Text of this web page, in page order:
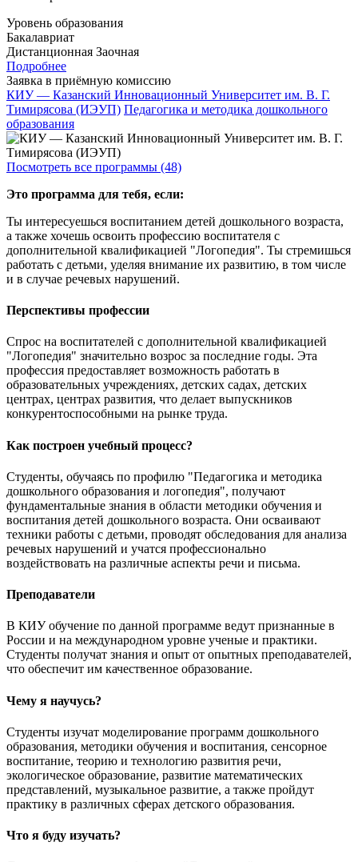
Уровень образования
Бакалавриат
Дистанционная Заочная
Подробнее
Заявка в приёмную комиссию
КИУ — Казанский Инновационный Университет им. В. Г.
Тимирясова (ИЭУП) Педагогика и методика дошкольного
образования
Посмотреть все программы (48)
Это программа для тебя, если:
Ты интересуешься воспитанием детей дошкольного возраста,
а также хочешь освоить профессию воспитателя с
дополнительной квалификацией "Логопедия". Ты стремишься
работать с детьми, уделяя внимание их развитию, в том числе
и в случае речевых нарушений.
Перспективы профессии
Спрос на воспитателей с дополнительной квалификацией
"Логопедия" значительно возрос за последние годы. Эта
профессия предоставляет возможность работать в
образовательных учреждениях, детских садах, детских
центрах, центрах развития, что делает выпускников
конкурентоспособными на рынке труда.
Как построен учебный процесс?
Студенты, обучаясь по профилю "Педагогика и методика
дошкольного образования и логопедия", получают
фундаментальные знания в области методики обучения и
воспитания детей дошкольного возраста. Они осваивают
техники работы с детьми, проводят обследования для анализа
речевых нарушений и учатся профессионально
воздействовать на различные аспекты речи и письма.
Преподаватели
В КИУ обучение по данной программе ведут признанные в
России и на международном уровне ученые и практики.
Студенты получат знания и опыт от опытных преподавателей,
что обеспечит им качественное образование.
Чему я научусь?
Студенты изучат моделирование программ дошкольного
образования, методики обучения и воспитания, сенсорное
воспитание, теорию и технологию развития речи,
экологическое образование, развитие математических
представлений, музыкальное развитие, а также пройдут
практику в различных сферах детского образования.
Что я буду изучать?